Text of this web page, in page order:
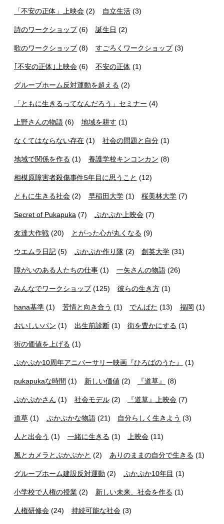
「不安の正体」上映会 (2) 自立生活(3)
詩のワークショップ(6) 誕生日 (2)
歌のワークショップ(8) すごろくワークショップ(3)
｢不安の正体｣上映会 (6) 不安の正体 (1)
グループホーム反対運動を超える (2)
「ともに生きるってなんだろう」セミナー (4)
上野さんの物語 (6) 地域を耕す (1)
なくてはならない存在 (1) 社会の問題と自分(1)
地域で関係を作る (1) 養護学校キンコンカン (8)
相模原障害者殺傷事件5年目に思うこと (12)
ともに生きる社会 (2) 早稲田大学(1) 桜美林大学 (7)
Secret of Pukapuka (7) ぷかぷか上映会(7)
友達大作戦 (20) とがった心が丸くなる (9)
ウエムラ日記 (5) ぷかぷか作り隊(2) 創英大学 (31)
障がいのある人たちの仕事 (1) 一矢さんの物語(26)
みんなでワークショップ(125) 彼らの生き方(1)
hana基準 (1) 苦情と向き合う (1) でんぱた (13) 福岡 (1)
おいしいパン (1) 出生前診断(1) 街を豊かにする (1)
街の価値を上げる (1)
ぷかぷか10周年アニバーサリー映画『ひろばのうた』 (1)
pukapukaな時間 (1) 新しい価値 (2) 『道草』 (8)
ぷかぷかさん (1) 社会モデル(2) 『道草』上映会 (7)
道草 (1) ぷかぷかな物語(21) 自分らしく生きよう (3)
人と出会う (1) 一緒に生きる (1) 上映会 (11)
風とカメラとぷかぷかと (2) ありのままの自分で生きる (1)
グループホーム建設反対運動 (2) ぷかぷか10年目 (1)
小学校で人権の授業 (2) 新しい未来、社会を作る (1)
人権研修会 (24) 持続可能な社会(3)